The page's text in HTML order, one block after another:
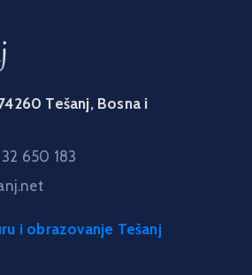
Tešanj, Bosna i
650 183
i obrazovanje Tešanj